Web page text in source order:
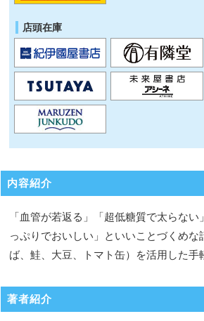
店頭在庫
内容紹介
「血管が若返る」「超低糖質で太らな
っぷりでおいしい」といいことづくめな
ば、鮭、大豆、トマト缶）を活用した手
著者紹介